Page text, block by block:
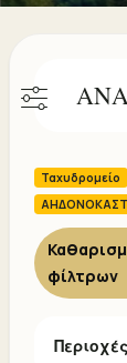
Ταχυδρομείο
φίλτρων
Περιοχές